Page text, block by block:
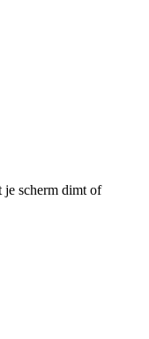
je scherm dimt of